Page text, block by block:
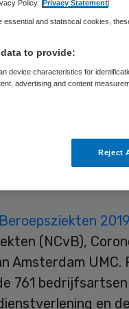
jaar 3854
De meest
en aandoeningen
(NCvB),
Amsterdam UMC.
761
en
Policy.
Privacy Statement
essential and statistical cookies,
to provide:
device characteristics for
advertising and content
Reject